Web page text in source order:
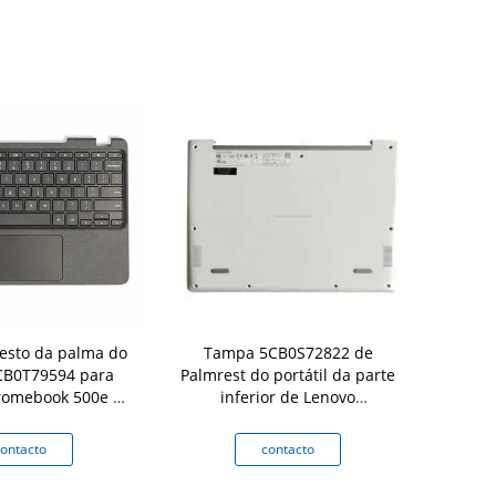
da palma do
para
500e ò
Tampa 5CB0S72822 de
Palmrest do portátil da parte
inferior de Lenovo
contacto